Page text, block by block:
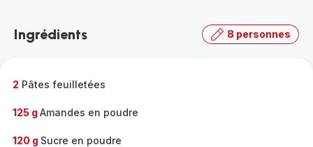
gamme
Ingrédients 8 personnes
2 Pâtes feuilletées
125 g Amandes en poudre
120 g Sucre en poudre